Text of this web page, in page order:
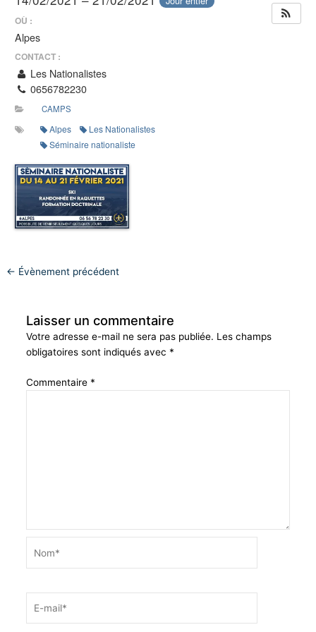
OÙ :
Alpes
CONTACT :
Les Nationalistes
0656782230
CAMPS
Alpes
Les Nationalistes
Séminaire nationaliste
← Évènement précédent
Laisser un commentaire
Votre adresse e-mail ne sera pas publiée. Les champs
obligatoires sont indiqués avec *
Commentaire *
mail*